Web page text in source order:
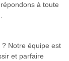
à toute
Notre équipe est
et parfaire